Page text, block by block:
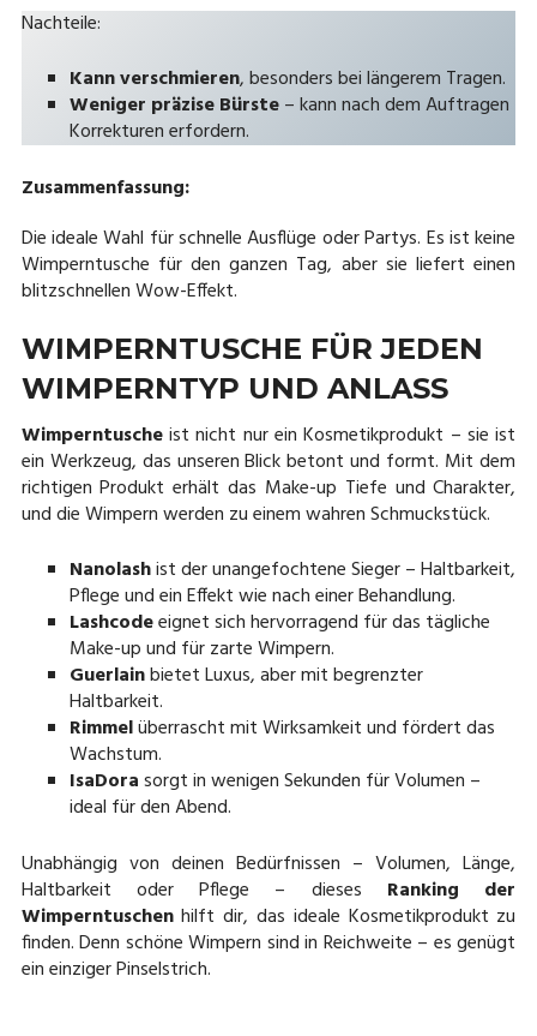
Nachteile:
Kann verschmieren, besonders bei längerem Tragen.
Weniger präzise Bürste– kann nach dem Auftragen
Korrekturen erfordern.
Zusammenfassung:
Die ideale Wahl für schnelle Ausflüge oder Partys. Es ist keine
Wimperntusche für den ganzen Tag, aber sie liefert einen
blitzschnellen Wow-Effekt.
WIMPERNTUSCHE FÜR JEDEN
WIMPERNTYP UND ANLASS
Wimperntuscheist nicht nur ein Kosmetikprodukt – sie ist
ein Werkzeug, das unseren Blick betont und formt. Mit dem
richtigen Produkt erhält das Make-up Tiefe und Charakter,
und die Wimpern werden zu einem wahren Schmuckstück.
Nanolashist der unangefochtene Sieger – Haltbarkeit,
Pflege und ein Effekt wie nach einer Behandlung.
Lashcodeeignet sich hervorragend für das tägliche
Make-up und für zarte Wimpern.
Guerlainbietet Luxus, aber mit begrenzter
Haltbarkeit.
Rimmelüberrascht mit Wirksamkeit und fördert das
Wachstum.
IsaDorasorgt in wenigen Sekunden für Volumen –
ideal für den Abend.
Unabhängig von deinen Bedürfnissen – Volumen, Länge,
Haltbarkeit oder Pflege – dieses Ranking der
Wimperntuschenhilft dir, das ideale Kosmetikprodukt zu
finden. Denn schöne Wimpern sind in Reichweite – es genügt
ein einziger Pinselstrich.